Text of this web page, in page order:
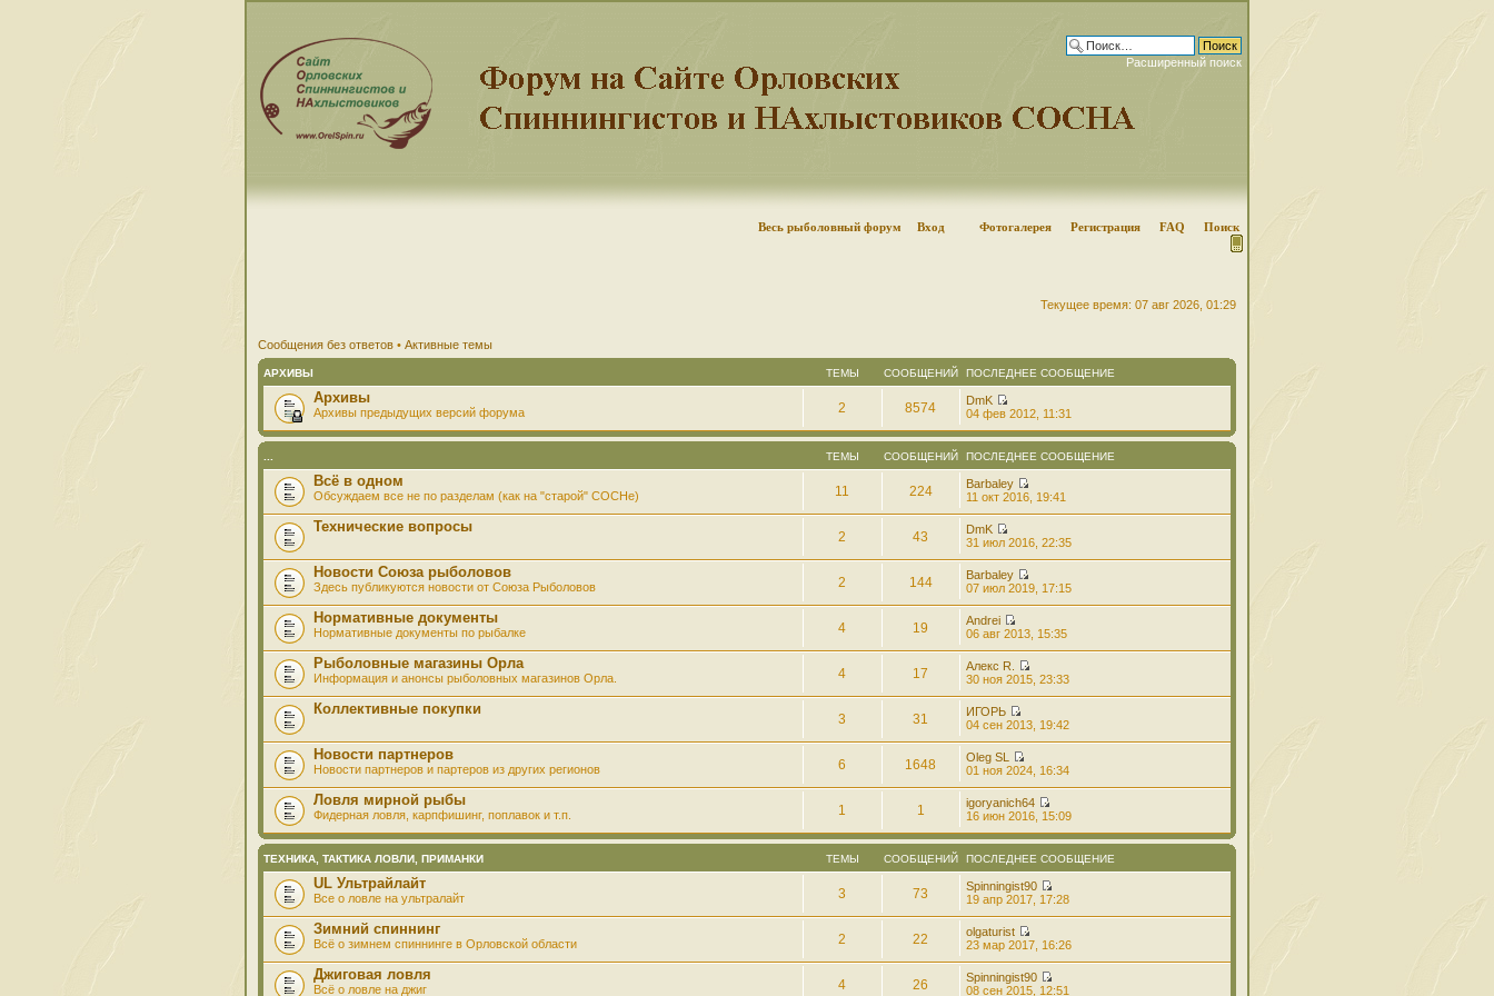
Расширенный поиск
Весь рыболовный форум Вход Фотогалерея Регистрация FAQ Поиск
Текущее время: 07 авг 2026, 01:29
Сообщения без ответов • Активные темы
АРХИВЫ ТЕМЫ СООБЩЕНИЙ ПОСЛЕДНЕЕ СООБЩЕНИЕ
Архивы
Архивы предыдущих версий форума 2 8574
DmK
04 фев 2012, 11:31
ТЕМЫ СООБЩЕНИЙ ПОСЛЕДНЕЕ СООБЩЕНИЕ
Всё в одном
Обсуждаем все не по разделам (как на "старой" СОСНе) 11 224
Barbaley
11 окт 2016, 19:41
Технические вопросы
2 43
DmK
31 июл 2016, 22:35
Новости Союза рыболовов
Здесь публикуются новости от Союза Рыболовов 2 144
Barbaley
07 июл 2019, 17:15
Нормативные документы
Нормативные документы по рыбалке 4 19
Andrei
06 авг 2013, 15:35
Рыболовные магазины Орла
Информация и анонсы рыболовных магазинов Орла. 4 17
Алекс R.
30 ноя 2015, 23:33
Коллективные покупки
3 31
ИГОРЬ
04 сен 2013, 19:42
Новости партнеров
Новости партнеров и партеров из других регионов 6 1648
Oleg SL
01 ноя 2024, 16:34
Ловля мирной рыбы
Фидерная ловля, карпфишинг, поплавок и т.п. 1 1
igoryanich64
16 июн 2016, 15:09
ТЕХНИКА, ТАКТИКА ЛОВЛИ, ПРИМАНКИ ТЕМЫ СООБЩЕНИЙ ПОСЛЕДНЕЕ СООБЩЕНИЕ
UL Ультрайлайт
Все о ловле на ультралайт 3 73
Spinningist90
19 апр 2017, 17:28
Зимний спиннинг
Всё о зимнем спиннинге в Орловской области 2 22
olgaturist
23 мар 2017, 16:26
Джиговая ловля
Всё о ловле на джиг 4 26
Spinningist90
08 сен 2015, 12:51